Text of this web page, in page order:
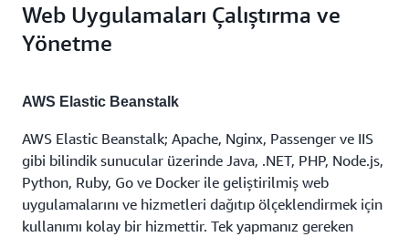
Web Uygulamaları Çalıştırma ve
Yönetme
AWS Elastic Beanstalk
AWS Elastic Beanstalk; Apache, Nginx, Passenger ve IIS
gibi bilindik sunucular üzerinde Java, .NET, PHP, Node.js,
Python, Ruby, Go ve Docker ile geliştirilmiş web
uygulamalarını ve hizmetleri dağıtıp ölçeklendirmek için
kullanımı kolay bir hizmettir. Tek yapmanız gereken